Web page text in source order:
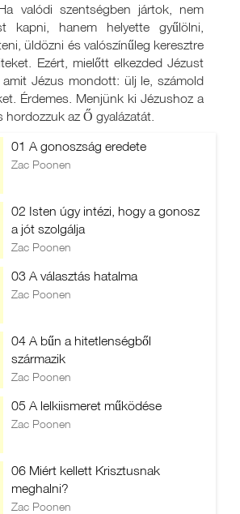
valódi szentségben jártok, nem
kapni, hanem helyette gyűlölni,
üldözni és valószínűleg keresztre
Ezért, mielőtt elkezded Jézust
Jézus mondott: ülj le, számold
Érdemes. Menjünk ki Jézushoz a
hordozzuk az Ő gyalázatát.
01 A gonoszság eredete
Zac Poonen
02 Isten úgy intézi, hogy a gonosz
a jót szolgálja
Zac Poonen
03 A választás hatalma
Zac Poonen
04 A bűn a hitetlenségből
származik
Zac Poonen
05 A lelkiismeret működése
Zac Poonen
06 Miért kellett Krisztusnak
meghalni?
Zac Poonen